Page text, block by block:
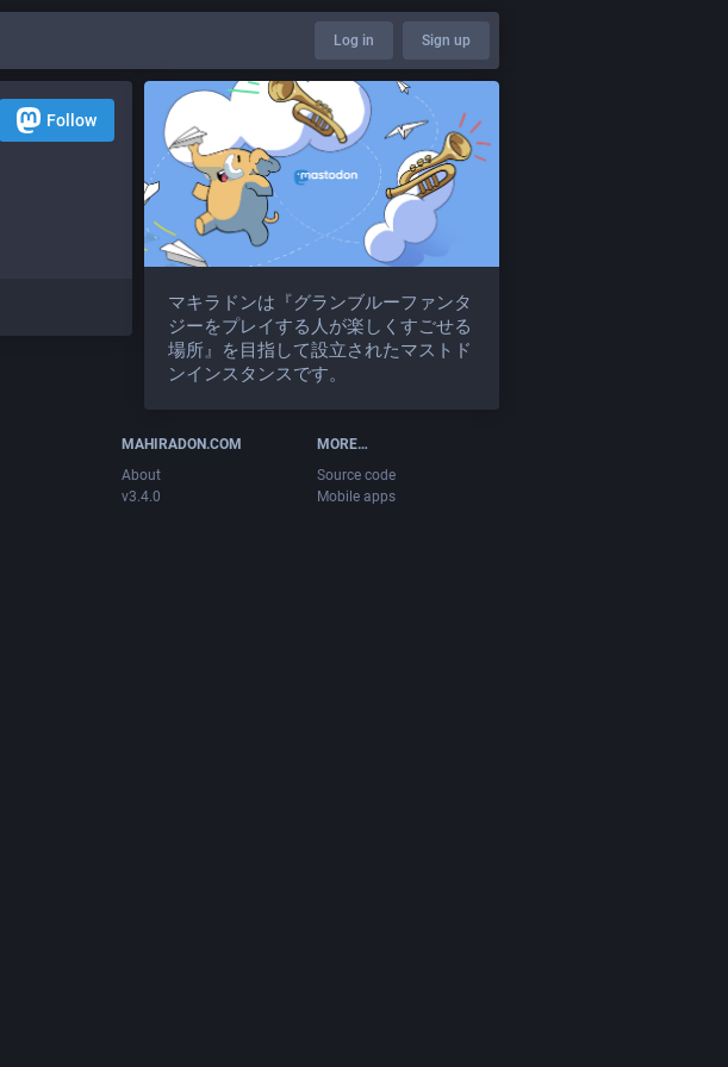
Log in Sign up
Follow
マキラドンは『グランブルーファンタ
ジーをプレイする人が楽しくすごせる
場所』を目指して設立されたマストド
ンインスタンスです。
MAHIRADON.COM
About
v3.4.0
MORE…
Source code
Mobile apps